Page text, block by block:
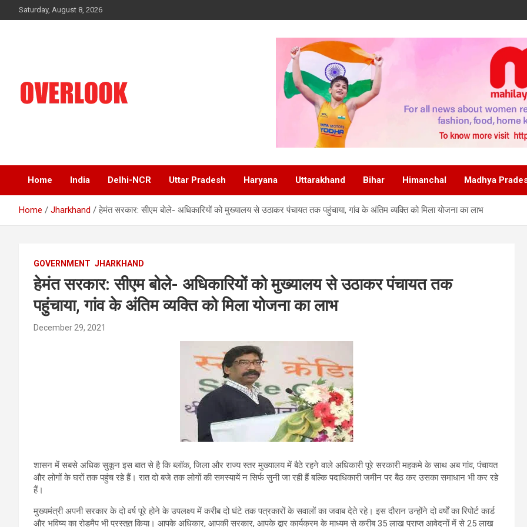
to
Saturday, August 8, 2026
Home India Delhi-NCR Uttar Pradesh Haryana Uttarakhand Bihar Himanchal Madhya
Home Jharkhand हेमंत सरकार: सीएम बोले- अधिकारियों को मुख्यालय से उठाकर पंचायत तक पहुंचाया, गांव के अंतिम व्यक्ति को मिला योजना का लाभ
GOVERNMENT JHARKHAND
हेमंत सरकार: सीएम बोले- अधिकारियों को मुख्यालय से उठाकर पंचायत तक
पहुंचाया, गांव के अंतिम व्यक्ति को मिला योजना का लाभ
December 29, 2021
शासन में सबसे अधिक सुकून इस बात से है कि ब्लॉक, जिला और राज्य स्तर मुख्यालय में बैठे रहने वाले अधिकारी पूरे सरकारी महकमे के साथ अब गांव, पंचायत
और लोगों के घरों तक पहुंच रहे हैं। रात दो बजे तक लोगों की समस्यायें न सिर्फ सुनी जा रही हैं बल्कि पदाधिकारी जमीन पर बैठ कर उसका समाधान भी कर रहे
हैं।
मुख्यमंत्री अपनी सरकार के दो वर्ष पूरे होने के उपलक्ष्य में करीब दो घंटे तक पत्रकारों के सवालों का जवाब देते रहे। इस दौरान उन्होंने दो वर्षों का रिपोर्ट कार्ड
और भविष्य का रोडमैप भी प्रस्तुत किया। आपके अधिकार, आपकी सरकार, आपके द्वार कार्यक्रम के माध्यम से करीब 35 लाख प्राप्त आवेदनों में से 25 लाख